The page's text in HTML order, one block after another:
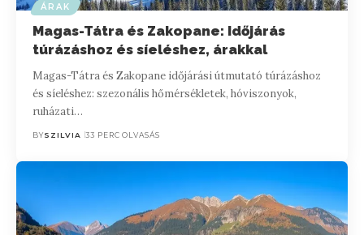
ÁRAK
Magas-Tátra és Zakopane: Időjárás
túrázáshoz és síeléshez, árakkal
Magas-Tátra és Zakopane időjárási útmutató túrázáshoz
és síeléshez: szezonális hőmérsékletek, hóviszonyok,
ruházati…
BYSZILVIA 33 PERC OLVASÁS